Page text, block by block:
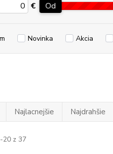
€ Od
Novinka Akcia
Najlacnejšie Najdrahšie
20 z 37